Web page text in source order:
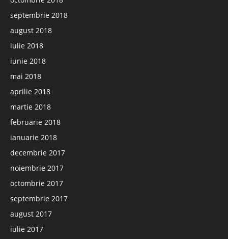
septembrie 2018
august 2018
iulie 2018
iunie 2018
mai 2018
aprilie 2018
martie 2018
februarie 2018
ianuarie 2018
decembrie 2017
noiembrie 2017
octombrie 2017
septembrie 2017
august 2017
iulie 2017